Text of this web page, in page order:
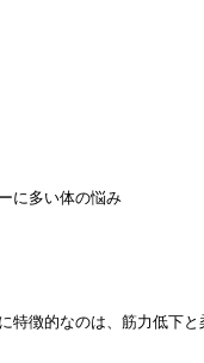
に多い体の悩み
特徴的なのは、筋力低下